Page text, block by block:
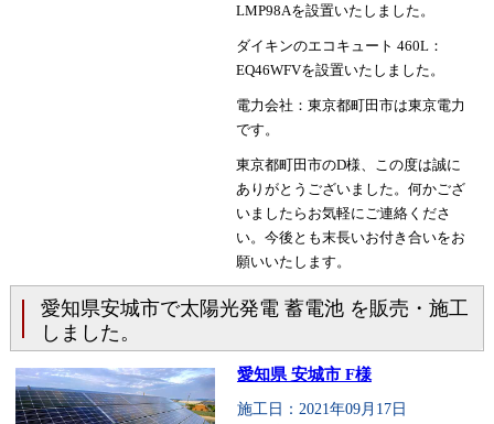
LMP98Aを設置いたしました。
ダイキンのエコキュート 460L：
EQ46WFVを設置いたしました。
電力会社：東京都町田市は東京電力
です。
東京都町田市のD様、この度は誠に
ありがとうございました。何かござ
いましたらお気軽にご連絡くださ
い。今後とも末長いお付き合いをお
願いいたします。
愛知県安城市で太陽光発電 蓄電池 を販売・施工
しました。
愛知県 安城市 F様
施工日：2021年09月17日